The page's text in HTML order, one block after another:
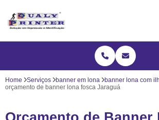
Home Serviços banner em lona
banner lona com
orçamento de banner lona fosca Jaraguá